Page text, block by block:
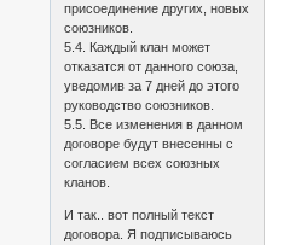
присоединение других, новых
союзников.
5.4. Каждый клан может
отказатся от данного союза,
уведомив за 7 дней до этого
руководство союзников.
5.5. Все изменения в данном
договоре будут внесенны с
согласием всех союзных
кланов.
И так.. вот полный текст
договора. Я подписываюсь